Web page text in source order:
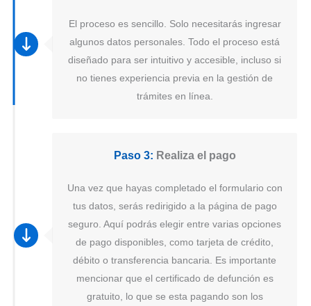
El proceso es sencillo. Solo necesitarás ingresar
algunos datos personales. Todo el proceso está
diseñado para ser intuitivo y accesible, incluso si
no tienes experiencia previa en la gestión de
trámites en línea.
Paso 3: Realiza el pago
Una vez que hayas completado el formulario con
tus datos, serás redirigido a la página de pago
seguro. Aquí podrás elegir entre varias opciones
de pago disponibles, como tarjeta de crédito,
débito o transferencia bancaria. Es importante
mencionar que el certificado de defunción es
gratuito, lo que se esta pagando son los